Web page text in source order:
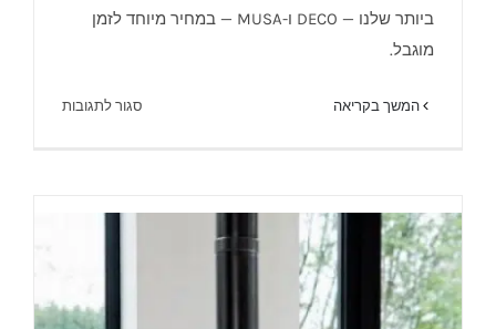
מבצע קמין פלט
ביותר שלנו — DECO ו-MUSA — במחיר מיוחד לזמן
מוגבל.
המשך בקריאה סגור לתגובותעל